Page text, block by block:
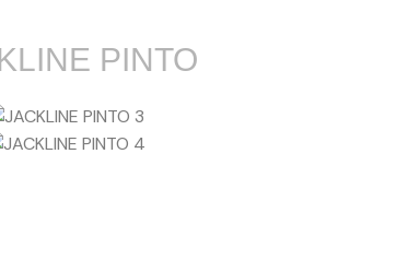
PINTO